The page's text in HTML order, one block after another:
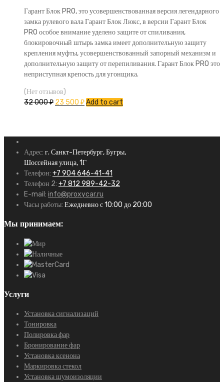
Гарант Блок PRO, это усовершенствованная версия легендарного
замка рулевого вала Гарант Блок Люкс, в версии Гарант Блок
PRO особое внимание уделено защите от спиливания,
блокировочный штырь замка имеет дополнительную защиту
крепления муфты, усовершенствованный запорный механизм и
дополнительную защиту от перепиливания. Гарант Блок PRO это
неприступная крепость для угонщика.
(Нет отзывов)
32 000₽ 23 500 ₽Add to cart
Адрес: г. Санкт-Петербург, Бугры,
Шоссейная улица, 1Г
Телефон: +7 904 646-41-41
Телефон 2: +7 812 989-42-32
E-mail: info@proxycar.ru
Часы работы: Ежедневно с 10:00 до 20:00
Мы принимаем:
Услуги
Установка сигнализаций
Тонировка
Полировка фар
Бронирование фар
Установка ксенона
Маркировка стекол
Установка шумоизоляции